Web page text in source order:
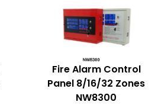
Fire Alarm Control
Panel 8/16/32 Zones
NW8300